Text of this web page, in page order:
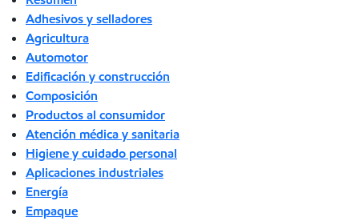
Adhesivos y selladores
Agricultura
Automotor
Edificación y construcción
Composición
Productos al consumidor
Atención médica y sanitaria
Higiene y cuidado personal
Aplicaciones industriales
Energía
Empaque